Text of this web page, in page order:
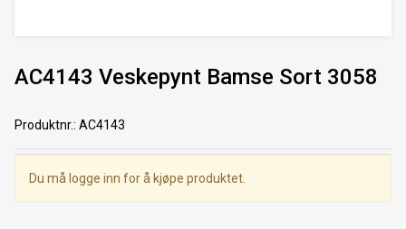
AC4143 Veskepynt Bamse Sort 3058
Produktnr.: AC4143
Du må logge inn for å kjøpe produktet.